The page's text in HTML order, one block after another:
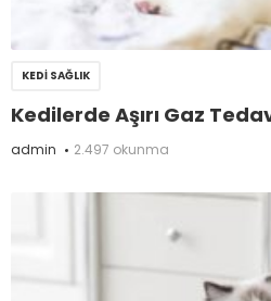
KEDI SAĞLIK
Kedilerde Aşırı Gaz
admin 2.497 okunma